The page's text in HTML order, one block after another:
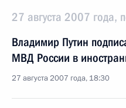
27 августа 2007 года,
Владимир Путин
МВД России в
27 августа 2007 года, 18:30